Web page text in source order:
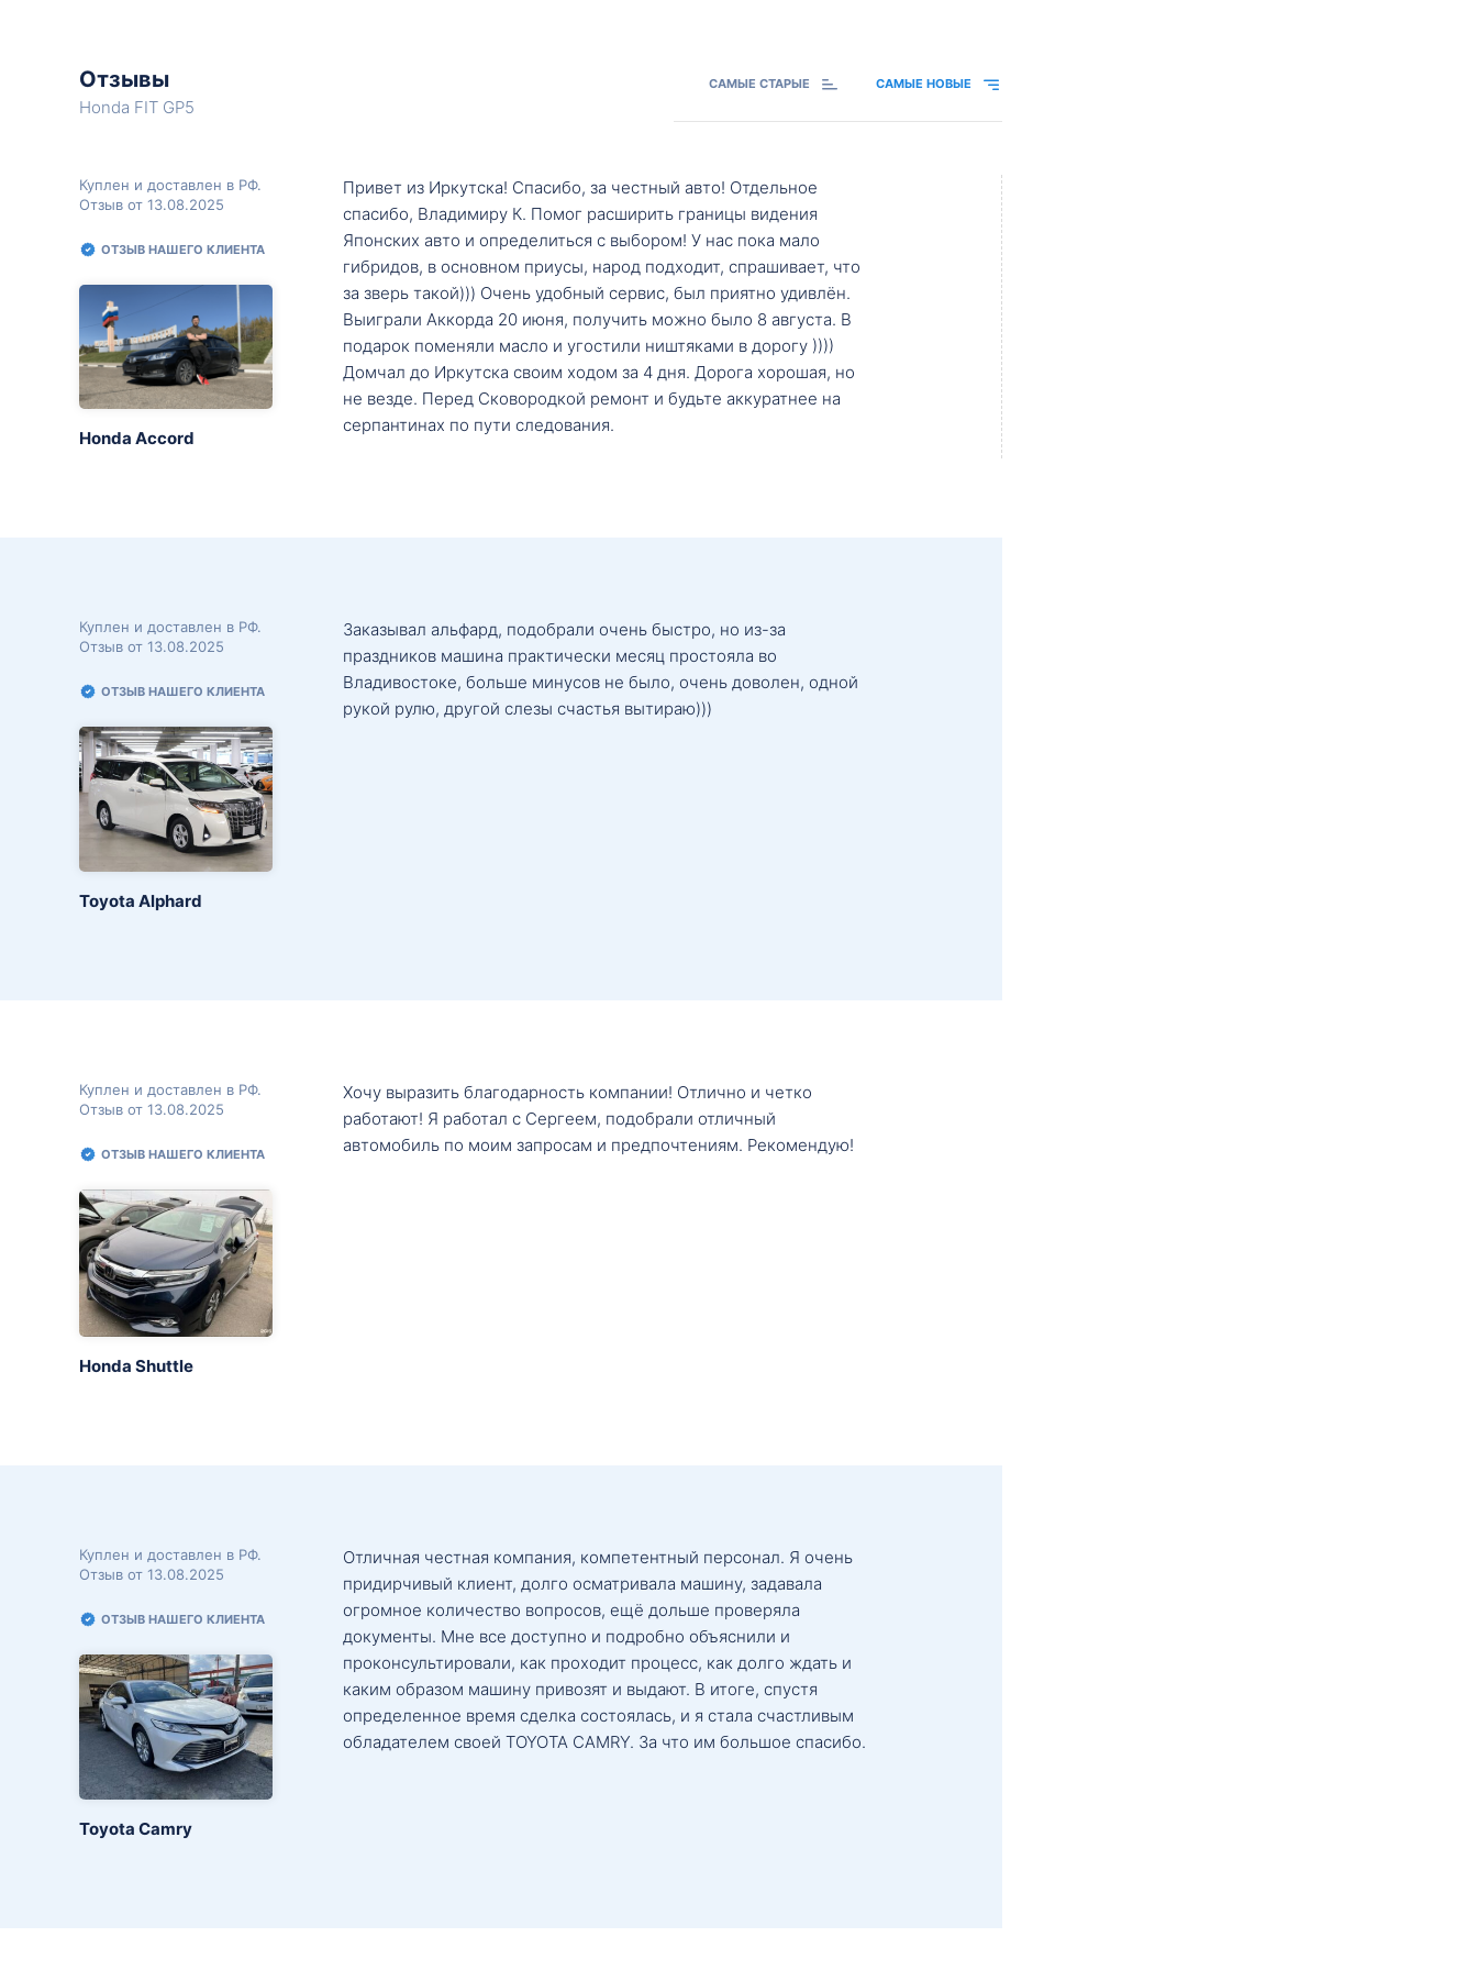
Отзывы
Honda FIT GP5
САМЫЕ СТАРЫЕ САМЫЕ НОВЫЕ
Куплен и доставлен в РФ.
Отзыв от 13.08.2025
ОТЗЫВ НАШЕГО КЛИЕНТА
Honda Accord
Привет из Иркутска! Спасибо, за честный авто! Отдельное
спасибо, Владимиру К. Помог расширить границы видения
Японских авто и определиться с выбором! У нас пока мало
гибридов, в основном приусы, народ подходит, спрашивает, что
за зверь такой))) Очень удобный сервис, был приятно удивлён.
Выиграли Аккорда 20 июня, получить можно было 8 августа. В
подарок поменяли масло и угостили ништяками в дорогу ))))
Домчал до Иркутска своим ходом за 4 дня. Дорога хорошая, но
не везде. Перед Сковородкой ремонт и будьте аккуратнее на
серпантинах по пути следования.
Куплен и доставлен в РФ.
Отзыв от 13.08.2025
ОТЗЫВ НАШЕГО КЛИЕНТА
Toyota Alphard
Заказывал альфард, подобрали очень быстро, но из-за
праздников машина практически месяц простояла во
Владивостоке, больше минусов не было, очень доволен, одной
рукой рулю, другой слезы счастья вытираю)))
Куплен и доставлен в РФ.
Отзыв от 13.08.2025
ОТЗЫВ НАШЕГО КЛИЕНТА
Honda Shuttle
Хочу выразить благодарность компании! Отлично и четко
работают! Я работал с Сергеем, подобрали отличный
автомобиль по моим запросам и предпочтениям. Рекомендую!
Куплен и доставлен в РФ.
Отзыв от 13.08.2025
ОТЗЫВ НАШЕГО КЛИЕНТА
Toyota Camry
Отличная честная компания, компетентный персонал. Я очень
придирчивый клиент, долго осматривала машину, задавала
огромное количество вопросов, ещё дольше проверяла
документы. Мне все доступно и подробно объяснили и
проконсультировали, как проходит процесс, как долго ждать и
каким образом машину привозят и выдают. В итоге, спустя
определенное время сделка состоялась, и я стала счастливым
обладателем своей TOYOTA CAMRY. За что им большое спасибо.